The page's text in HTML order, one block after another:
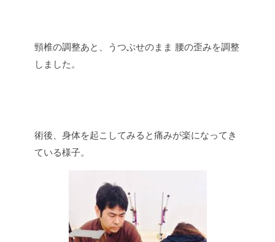
頸椎の調整あと、うつぶせのまま 腰の歪みを調整
しました。
術後、身体を起こしてみると痛みが楽になってき
ている様子。